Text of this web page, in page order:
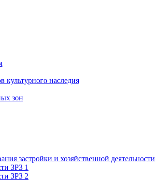
культурного наследия
зон
застройки и хозяйственной деятельности
ЗРЗ 1
ЗРЗ 2